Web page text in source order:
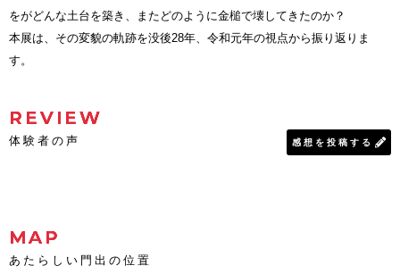
をがどんな土台を築き、またどのように金槌で壊してきたのか？
本展は、その変貌の軌跡を没後28年、令和元年の視点から振り返りま
す。
REVIEW
体験者の声 感想を投稿する
MAP
あたらしい門出の位置